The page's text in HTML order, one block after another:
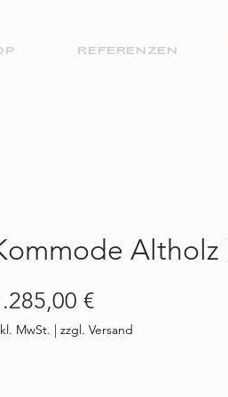
REFERENZEN
Altholz
€Preis
MwSt. | zzgl. Versand